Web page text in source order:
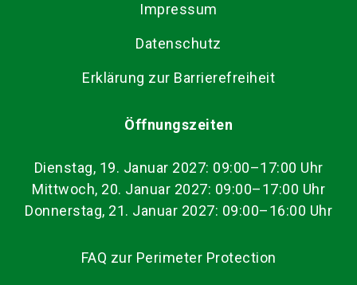
Impressum
Datenschutz
Erklärung zur Barrierefreiheit
Öffnungszeiten
Dienstag, 19. Januar 2027: 09:00–17:00 Uhr
Mittwoch, 20. Januar 2027: 09:00–17:00 Uhr
Donnerstag, 21. Januar 2027: 09:00–16:00 Uhr
FAQ zur Perimeter Protection